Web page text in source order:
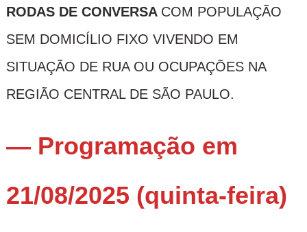
RODAS DE CONVERSA COM POPULAÇÃO
SEM DOMICÍLIO FIXO VIVENDO EM
SITUAÇÃO DE RUA OU OCUPAÇÕES NA
REGIÃO CENTRAL DE SÃO PAULO.
— Programação em
21/08/2025 (quinta-feira)